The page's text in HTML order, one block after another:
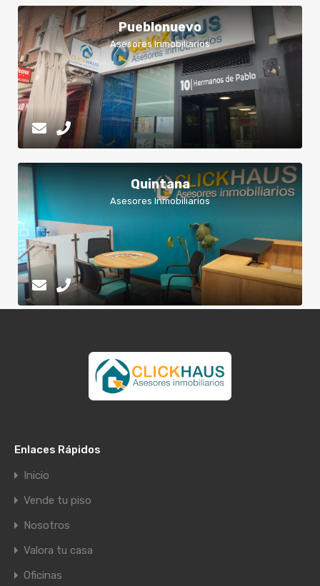
Pueblonuevo
Asesores Inmobiliarios
Quintana
Asesores Inmobiliarios
Enlaces Rápidos
Inicio
Vende tu piso
Nosotros
Valora tu casa
Oficinas